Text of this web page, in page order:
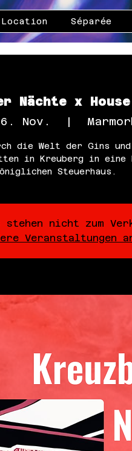
Location Séparée
Nächte x
Nov.
  |
die Welt der Gins
in Kreuberg in eine
Steuerhaus.
stehen nicht zum
Veranstaltungen